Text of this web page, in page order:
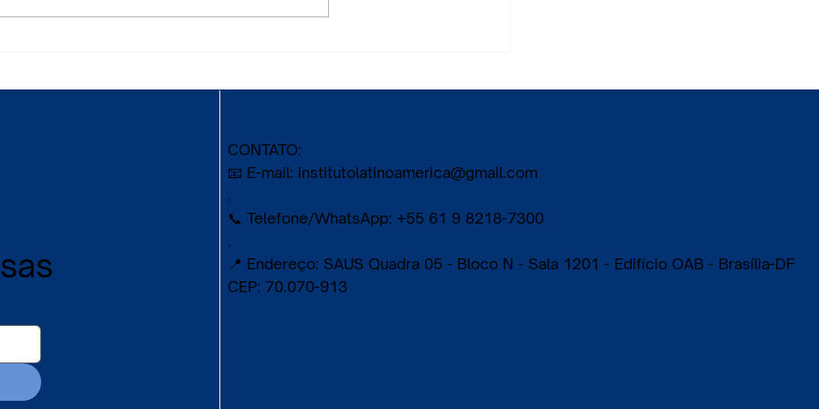
ciência, arte e cultura.
CONTATO:
📧 E-mail: institutolatinoamerica@gmail.com
.
📞 Telefone/WhatsApp: +55 61 9 8218-7300
.
📍 Endereço: SAUS Quadra 05 - Bloco N - Sala 1201 - Edifício OAB - Brasília-DF
CEP: 70.070-913